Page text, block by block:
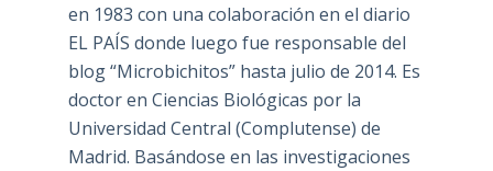
en 1983 con una colaboración en el diario
EL PAÍS donde luego fue responsable del
blog “Microbichitos” hasta julio de 2014. Es
doctor en Ciencias Biológicas por la
Universidad Central (Complutense) de
Madrid. Basándose en las investigaciones